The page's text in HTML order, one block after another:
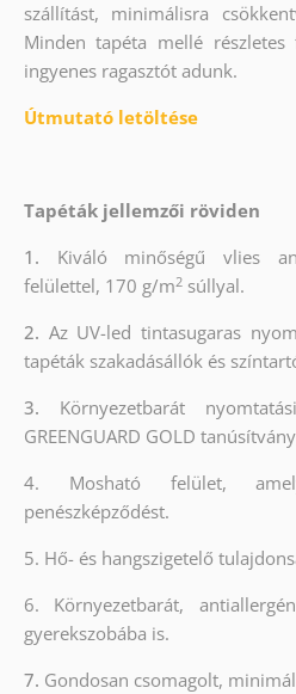
szállítást, minimálisra
Minden tapéta mellé
ingyenes ragasztót adunk.
Útmutató letöltése
Tapéták jellemzői röviden
1. Kiváló minőségű vlies
felülettel, 170 g/m2súllyal.
2. Az UV-led tintasugaras
tapéták szakadásállók és
3. Környezetbarát
GREENGUARD GOLD
4. Mosható felület,
penészképződést.
5. Hő- és hangszigetelő
6. Környezetbarát,
gyerekszobába is.
7. Gondosan csomagolt,